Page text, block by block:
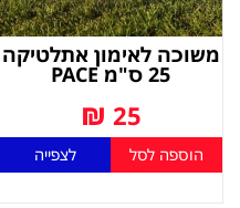
משוכה לאימון אתלטיקה
25 ס"מ PACE
25
₪
הוספה לסל לצפייה